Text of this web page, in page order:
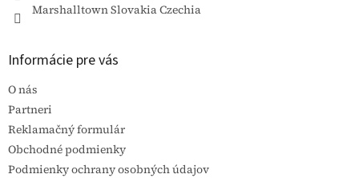
Marshalltown Slovakia Czechia
Informácie pre vás
O nás
Partneri
Reklamačný formulár
Obchodné podmienky
Podmienky ochrany osobných údajov